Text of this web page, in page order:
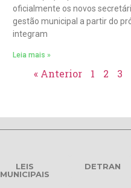
oficialmente os novos
gestão municipal a partir do
integram
Leia mais »
« Anterior 1 2 3
LEIS
MUNICIPAIS
DETRAN